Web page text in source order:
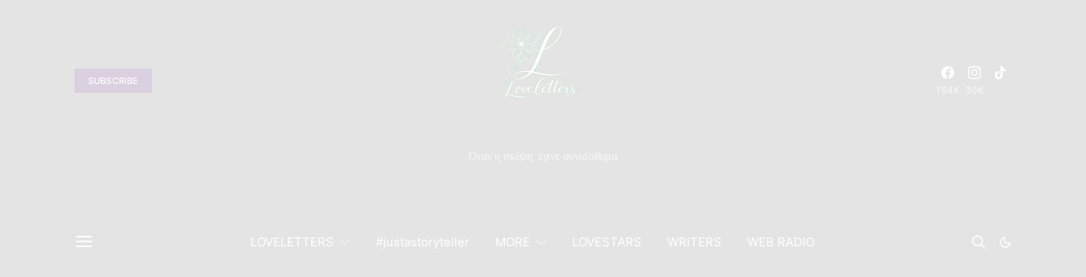
SUBSCRIBE
LOVELETTERS #justastoryteller MORE LOVESTARS WRITERS WEB RADIO